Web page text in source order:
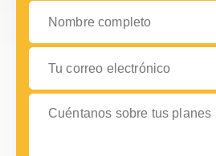
Nombre completo
Tu correo electrónico
Cuéntanos sobre tus planes